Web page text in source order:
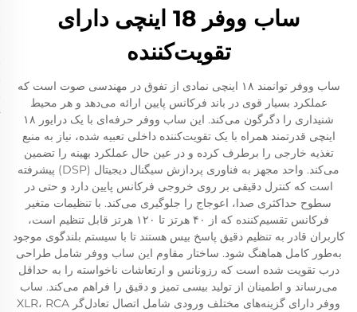
ساب ووفر 18 اینچی دارای
تقویت‌کننده
ساب ووفر توانمند ۱۸ اینچی نمادی از تفوق در مهندسی صوت است که
عملکرد بسیار قوی در باند فرکانس پایین ارائه می‌دهد و هر محیط
شنیداری را دگرگون می‌کند. این ساب ووفر حرفه‌ای با یک درایور ۱۸
اینچی قدرتمند همراه با یک تقویت‌کننده داخلی تعبیه شده، نیاز به منبع
تغذیه خارجی را برطرف کرده و در عین حال عملکرد بهینه را تضمین
می‌کند. واحد مجهز به فناوری پردازش سیگنال دیجیتال (DSP) پیشرفته
است که کنترل دقیقی بر روی خروجی فرکانس پایین دارد و حتی در
سطوح حداکثری صدا، اعوجاج را جلوگیری می‌کند. با تنظیمات متغیر
فرکانس تقسیم‌کننده که از ۴۰ هرتز تا ۱۲۰ هرتز قابل تنظیم است،
کاربران قادر به تنظیم دقیق پاسخ بیس هستند تا با سیستم بلندگوی موجود
به‌طور کامل هماهنگ شود. ساختار مقاوم این ساب ووفر شامل طراحی
درب تقویت شده است که رزونانس و ارتعاشات ناخواسته را به حداقل
می‌رساند و اطمینان از تولید بیسی تمیز و دقیق را فراهم می‌کند. ساب
ووفر دارای گزینه‌های مختلف ورودی شامل اتصال تعادل‌گر XLR، RCA